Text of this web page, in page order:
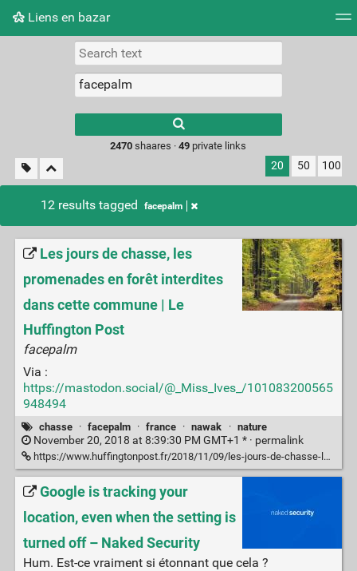
Liens en bazar
Picture wall
2470 shaares ·49 private links
20 50 100
12 results tagged facepalm
Les jours de chasse, les
promenades en forêt interdites
dans cette commune | Le
Huffington Post
facepalm
Via :
https://mastodon.social/@_Miss_Ives_/101083200565
948494
chasse · facepalm · france · nawak · nature
November 20, 2018 at 8:39:30 PM GMT+1 * · permalink
https://www.huffingtonpost.fr/2018/11/09/les-jours-de-chasse-les-promenades-en-foret-interdites-dans-cette-commune_a_23583681/
Google is tracking your
location, even when the setting is
turned off – Naked Security
Hum. Est-ce vraiment si étonnant que cela ?